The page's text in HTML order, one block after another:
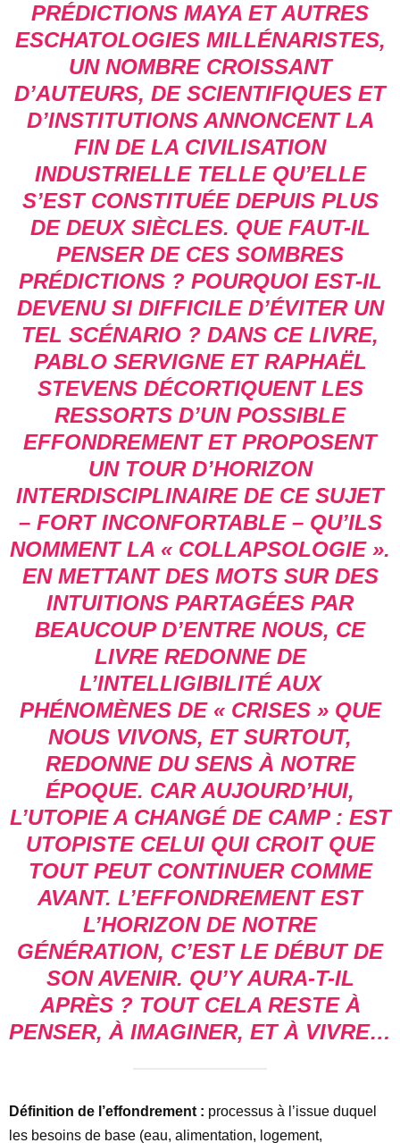
PRÉDICTIONS MAYA ET AUTRES
ESCHATOLOGIES MILLÉNARISTES,
UN NOMBRE CROISSANT
D’AUTEURS, DE SCIENTIFIQUES ET
D’INSTITUTIONS ANNONCENT LA
FIN DE LA CIVILISATION
INDUSTRIELLE TELLE QU’ELLE
S’EST CONSTITUÉE DEPUIS PLUS
DE DEUX SIÈCLES. QUE FAUT-IL
PENSER DE CES SOMBRES
PRÉDICTIONS ? POURQUOI EST-IL
DEVENU SI DIFFICILE D’ÉVITER UN
TEL SCÉNARIO ? DANS CE LIVRE,
PABLO SERVIGNE ET RAPHAËL
STEVENS DÉCORTIQUENT LES
RESSORTS D’UN POSSIBLE
EFFONDREMENT ET PROPOSENT
UN TOUR D’HORIZON
INTERDISCIPLINAIRE DE CE SUJET
– FORT INCONFORTABLE – QU’ILS
NOMMENT LA « COLLAPSOLOGIE ».
EN METTANT DES MOTS SUR DES
INTUITIONS PARTAGÉES PAR
BEAUCOUP D’ENTRE NOUS, CE
LIVRE REDONNE DE
L’INTELLIGIBILITÉ AUX
PHÉNOMÈNES DE « CRISES » QUE
NOUS VIVONS, ET SURTOUT,
REDONNE DU SENS À NOTRE
ÉPOQUE. CAR AUJOURD’HUI,
L’UTOPIE A CHANGÉ DE CAMP : EST
UTOPISTE CELUI QUI CROIT QUE
TOUT PEUT CONTINUER COMME
AVANT. L’EFFONDREMENT EST
L’HORIZON DE NOTRE
GÉNÉRATION, C’EST LE DÉBUT DE
SON AVENIR. QU’Y AURA-T-IL
APRÈS ? TOUT CELA RESTE À
PENSER, À IMAGINER, ET À VIVRE…
Définition de l’effondrement : processus à l’issue duquel
les besoins de base (eau, alimentation, logement,